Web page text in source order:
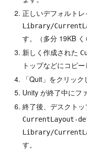
正しいデフォルト
Library/
す。（多分 19KB く
新しく作成された
トップなどにコピー
「Quit」をクリック
Unity が終了中にフ
終了後、デスクト
CurrentLayout-
Library/
す。